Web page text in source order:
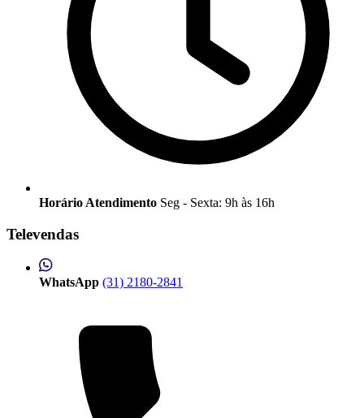
Horário Atendimento Seg - Sexta: 9h às 16h
Televendas
WhatsApp (31) 2180-2841